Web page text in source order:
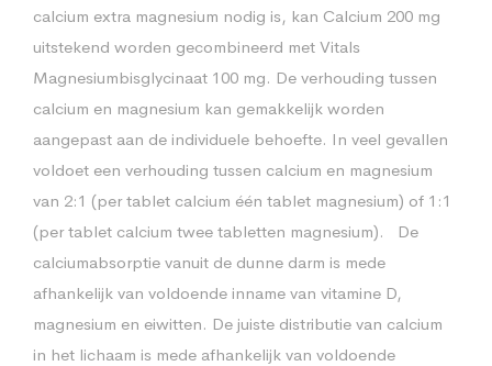
calcium extra magnesium nodig is, kan Calcium 200 mg
uitstekend worden gecombineerd met Vitals
Magnesiumbisglycinaat 100 mg. De verhouding tussen
calcium en magnesium kan gemakkelijk worden
aangepast aan de individuele behoefte. In veel gevallen
voldoet een verhouding tussen calcium en magnesium
van 2:1 (per tablet calcium één tablet magnesium) of 1:1
(per tablet calcium twee tabletten magnesium). De
calciumabsorptie vanuit de dunne darm is mede
afhankelijk van voldoende inname van vitamine D,
magnesium en eiwitten. De juiste distributie van calcium
in het lichaam is mede afhankelijk van voldoende